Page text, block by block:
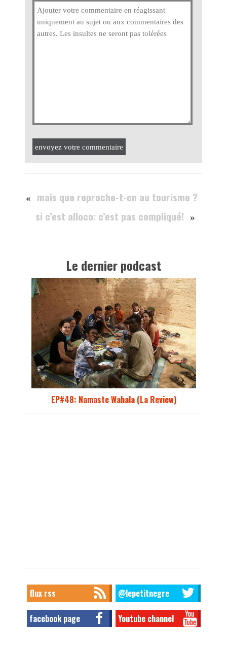
envoyez votre commentaire
«
mais que reproche-t-on au tourisme ?
si c’est alloco: c’est pas compliqué!
»
Le dernier podcast
EP#48: Namaste Wahala (La Review)
flux rss @lepetitnegre
facebook page Youtube channel